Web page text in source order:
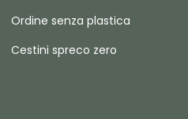
Ordine senza plastica
Cestini spreco zero